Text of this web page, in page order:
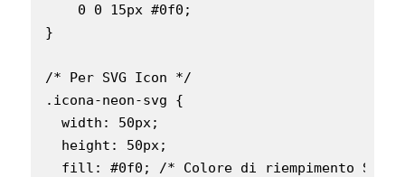
    0 0 15px #0f0;
}
/* Per SVG Icon */
.icona-neon-svg {
  width: 50px;
  height: 50px;
fill: #0f0; /* Colore di riempimento SVG